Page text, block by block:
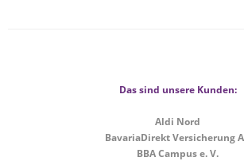
Event Hangar WerneuchenDas sind unsere Kunden:
Aldi Nord
BavariaDirekt Versicherung
BBA Campus e. V.